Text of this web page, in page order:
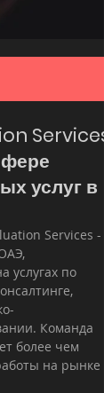
Services
услуг в
Services -
услугах по
Команда
более чем
на рынке